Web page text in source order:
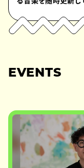
EVENTS